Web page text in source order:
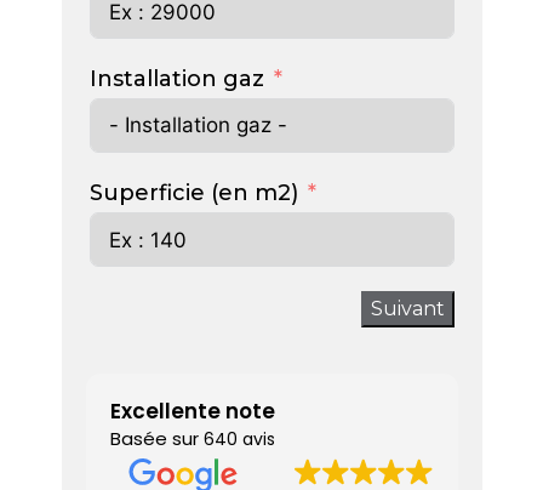
Installation gaz
Superficie (en m2)
Suivant
Excellente note
Basée sur 640 avis